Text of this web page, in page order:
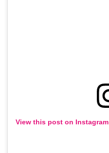
View this post on Instagram